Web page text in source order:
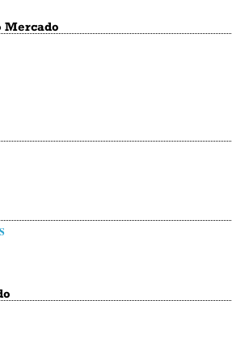
Mercado